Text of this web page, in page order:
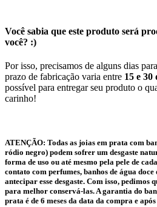
Você sabia que este produto será
você? :)
Por isso, precisamos de alguns dias
prazo de fabricação varia entre 15 e 30
possível para entregar seu produto o
carinho!
ATENÇÃO: Todas as joias em prata com
ródio negro) podem sofrer um desgaste
forma de uso ou até mesmo pela pele de
contato com perfumes, banhos de água
antecipar esse desgaste. Com isso, pedimos
para melhor conservá-las. A garantia do
prata é de 6 meses da data da compra e